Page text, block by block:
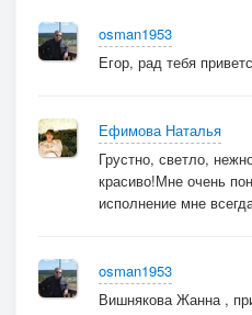
osman1953
Егор, рад тебя
Ефимова Наталья
Грустно, светло,
красиво!Мне очень
исполнение мне
osman1953
Вишнякова Жанна ,